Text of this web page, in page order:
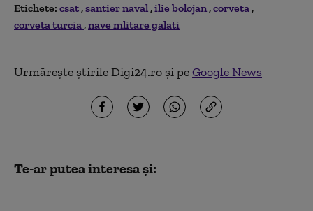
Etichete: csat santier naval ilie bolojan corveta
corveta turcia nave mlitare galati
Urmărește știrile Digi24.ro și peGoogle News
Te-ar putea interesa și: